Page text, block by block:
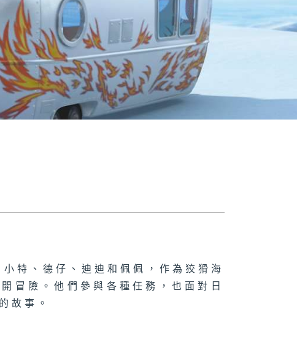
特、德仔、迪迪和佩佩，作為狡猾海
冒險。他們參與各種任務，也面對日
故事。